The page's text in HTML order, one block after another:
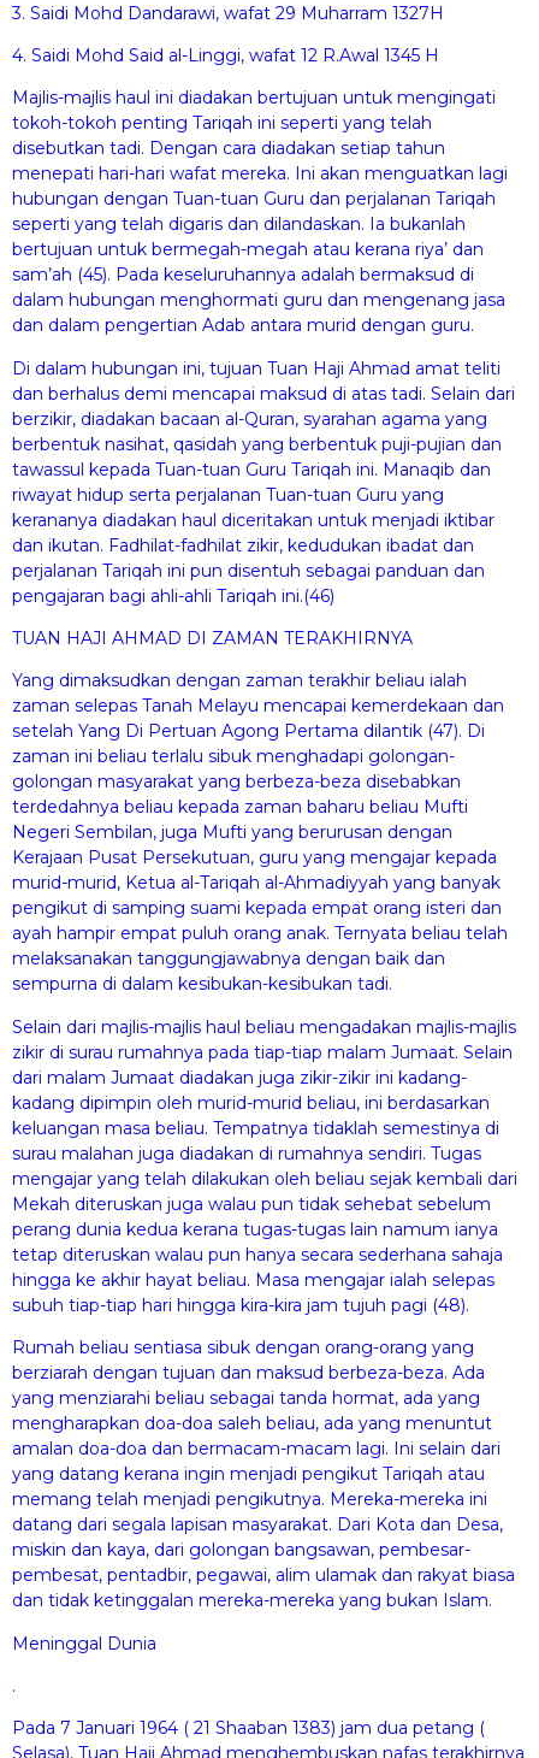
3. Saidi Mohd Dandarawi, wafat 29 Muharram 1327H
4. Saidi Mohd Said al-Linggi, wafat 12 R.Awal 1345 H
Majlis-majlis haul ini diadakan bertujuan untuk mengingati
tokoh-tokoh penting Tariqah ini seperti yang telah
disebutkan tadi. Dengan cara diadakan setiap tahun
menepati hari-hari wafat mereka. Ini akan menguatkan lagi
hubungan dengan Tuan-tuan Guru dan perjalanan Tariqah
seperti yang telah digaris dan dilandaskan. Ia bukanlah
bertujuan untuk bermegah-megah atau kerana riya’ dan
sam’ah (45). Pada keseluruhannya adalah bermaksud di
dalam hubungan menghormati guru dan mengenang jasa
dan dalam pengertian Adab antara murid dengan guru.
Di dalam hubungan ini, tujuan Tuan Haji Ahmad amat teliti
dan berhalus demi mencapai maksud di atas tadi. Selain dari
berzikir, diadakan bacaan al-Quran, syarahan agama yang
berbentuk nasihat, qasidah yang berbentuk puji-pujian dan
tawassul kepada Tuan-tuan Guru Tariqah ini. Manaqib dan
riwayat hidup serta perjalanan Tuan-tuan Guru yang
kerananya diadakan haul diceritakan untuk menjadi iktibar
dan ikutan. Fadhilat-fadhilat zikir, kedudukan ibadat dan
perjalanan Tariqah ini pun disentuh sebagai panduan dan
pengajaran bagi ahli-ahli Tariqah ini.(46)
TUAN HAJI AHMAD DI ZAMAN TERAKHIRNYA
Yang dimaksudkan dengan zaman terakhir beliau ialah
zaman selepas Tanah Melayu mencapai kemerdekaan dan
setelah Yang Di Pertuan Agong Pertama dilantik (47). Di
zaman ini beliau terlalu sibuk menghadapi golongan-
golongan masyarakat yang berbeza-beza disebabkan
terdedahnya beliau kepada zaman baharu beliau Mufti
Negeri Sembilan, juga Mufti yang berurusan dengan
Kerajaan Pusat Persekutuan, guru yang mengajar kepada
murid-murid, Ketua al-Tariqah al-Ahmadiyyah yang banyak
pengikut di samping suami kepada empat orang isteri dan
ayah hampir empat puluh orang anak. Ternyata beliau telah
melaksanakan tanggungjawabnya dengan baik dan
sempurna di dalam kesibukan-kesibukan tadi.
Selain dari majlis-majlis haul beliau mengadakan majlis-majlis
zikir di surau rumahnya pada tiap-tiap malam Jumaat. Selain
dari malam Jumaat diadakan juga zikir-zikir ini kadang-
kadang dipimpin oleh murid-murid beliau, ini berdasarkan
keluangan masa beliau. Tempatnya tidaklah semestinya di
surau malahan juga diadakan di rumahnya sendiri. Tugas
mengajar yang telah dilakukan oleh beliau sejak kembali dari
Mekah diteruskan juga walau pun tidak sehebat sebelum
perang dunia kedua kerana tugas-tugas lain namum ianya
tetap diteruskan walau pun hanya secara sederhana sahaja
hingga ke akhir hayat beliau. Masa mengajar ialah selepas
subuh tiap-tiap hari hingga kira-kira jam tujuh pagi (48).
Rumah beliau sentiasa sibuk dengan orang-orang yang
berziarah dengan tujuan dan maksud berbeza-beza. Ada
yang menziarahi beliau sebagai tanda hormat, ada yang
mengharapkan doa-doa saleh beliau, ada yang menuntut
amalan doa-doa dan bermacam-macam lagi. Ini selain dari
yang datang kerana ingin menjadi pengikut Tariqah atau
memang telah menjadi pengikutnya. Mereka-mereka ini
datang dari segala lapisan masyarakat. Dari Kota dan Desa,
miskin dan kaya, dari golongan bangsawan, pembesar-
pembesat, pentadbir, pegawai, alim ulamak dan rakyat biasa
dan tidak ketinggalan mereka-mereka yang bukan Islam.
Meninggal Dunia
.
Pada 7 Januari 1964 ( 21 Shaaban 1383) jam dua petang (